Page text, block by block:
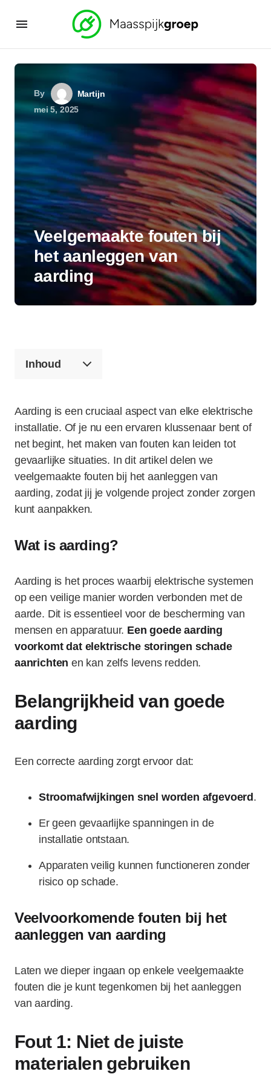
By
Martijn
mei 5, 2025
Veelgemaakte fouten bij
het aanleggen van
aarding
Inhoud
Aarding is een cruciaal aspect van elke elektrische
installatie. Of je nu een ervaren klussenaar bent of
net begint, het maken van fouten kan leiden tot
gevaarlijke situaties. In dit artikel delen we
veelgemaakte fouten bij het aanleggen van
aarding, zodat jij je volgende project zonder zorgen
kunt aanpakken.
Wat is aarding?
Aarding is het proces waarbij elektrische systemen
op een veilige manier worden verbonden met de
aarde. Dit is essentieel voor de bescherming van
mensen en apparatuur. Een goede aarding
voorkomt dat elektrische storingen schade
aanrichten en kan zelfs levens redden.
Belangrijkheid van goede
aarding
Een correcte aarding zorgt ervoor dat:
Stroomafwijkingen snel worden afgevoerd .
Er geen gevaarlijke spanningen in de
installatie ontstaan.
Apparaten veilig kunnen functioneren zonder
risico op schade.
Veelvoorkomende fouten bij het
aanleggen van aarding
Laten we dieper ingaan op enkele veelgemaakte
fouten die je kunt tegenkomen bij het aanleggen
van aarding.
Fout 1: Niet de juiste
materialen gebruiken